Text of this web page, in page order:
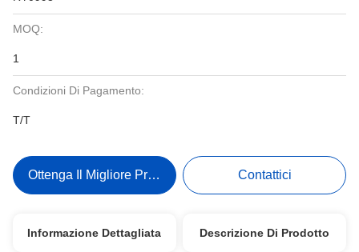
MOQ:
1
Condizioni Di Pagamento:
T/T
Ottenga Il Migliore Prezzo Contattici
Informazione Dettagliata Descrizione Di Prodotto